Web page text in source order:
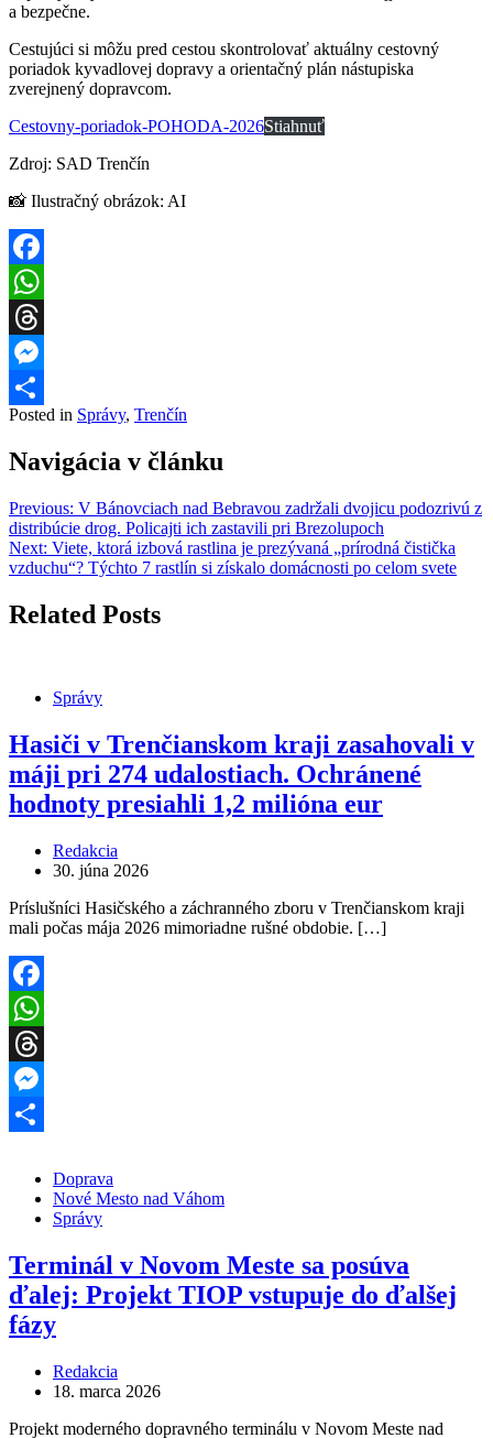
a bezpečne.
Cestujúci si môžu pred cestou skontrolovať aktuálny cestovný
poriadok kyvadlovej dopravy a orientačný plán nástupiska
zverejnený dopravcom.
Cestovny-poriadok-POHODA-2026Stiahnuť
Zdroj: SAD Trenčín
📸 Ilustračný obrázok: AI
Facebook
WhatsApp
Threads
Messenger
Share
Posted in Správy, Trenčín
Navigácia v článku
Previous: V Bánovciach nad Bebravou zadržali dvojicu podozrivú z
distribúcie drog. Policajti ich zastavili pri Brezolupoch
Next: Viete, ktorá izbová rastlina je prezývaná „prírodná čistička
vzduchu“? Týchto 7 rastlín si získalo domácnosti po celom svete
Related Posts
Správy
Hasiči v Trenčianskom kraji zasahovali v
máji pri 274 udalostiach. Ochránené
hodnoty presiahli 1,2 milióna eur
Redakcia
30. júna 2026
Príslušníci Hasičského a záchranného zboru v Trenčianskom kraji
mali počas mája 2026 mimoriadne rušné obdobie. […]
Facebook
WhatsApp
Threads
Messenger
Doprava
Nové Mesto nad Váhom
Správy
Terminál v Novom Meste sa posúva
ďalej: Projekt TIOP vstupuje do ďalšej
fázy
Redakcia
18. marca 2026
Projekt moderného dopravného terminálu v Novom Meste nad